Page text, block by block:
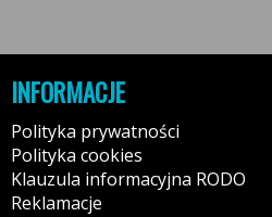
INFORMACJE
Polityka prywatności
Polityka cookies
Klauzula informacyjna RODO
Reklamacje